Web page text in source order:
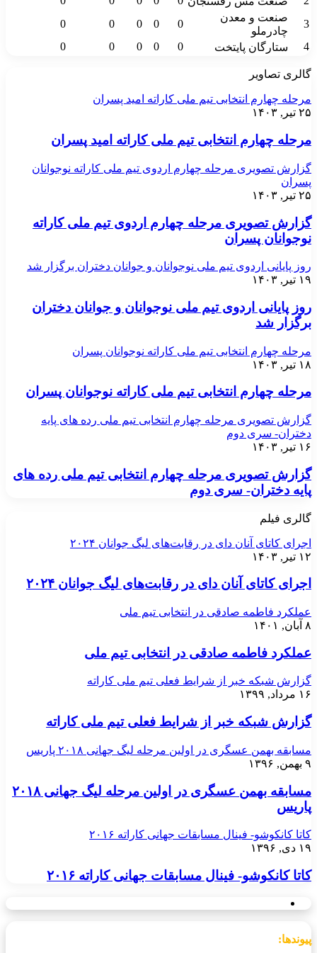
3
صنعت و معدن
چادرملو
0
0
0
0
0
4
ستارگان پایتخت 0
0
0
0
0
گالری تصاویر
مرحله چهارم انتخابی تیم ملی کاراته امید پسران
۲۵ تیر, ۱۴۰۳
مرحله چهارم انتخابی تیم ملی کاراته امید پسران
گزارش تصویری مرحله چهارم اردوی تیم ملی کاراته نوجوانان
پسران
۲۵ تیر, ۱۴۰۳
گزارش تصویری مرحله چهارم اردوی تیم ملی کاراته
نوجوانان پسران
روز پایانی اردوی تیم ملی نوجوانان و جوانان دختران برگزار شد
۱۹ تیر, ۱۴۰۳
روز پایانی اردوی تیم ملی نوجوانان و جوانان دختران
برگزار شد
مرحله چهارم انتخابی تیم ملی کاراته نوجوانان پسران
۱۸ تیر, ۱۴۰۳
مرحله چهارم انتخابی تیم ملی کاراته نوجوانان پسران
گزارش تصویری مرحله چهارم انتخابی تیم ملی رده های پایه
دختران- سری دوم
۱۶ تیر, ۱۴۰۳
گزارش تصویری مرحله چهارم انتخابی تیم ملی رده های
پایه دختران- سری دوم
گالری فیلم
اجرای کاتای آنان دای در رقابت‌های لیگ جوانان ۲۰۲۴
۱۲ تیر, ۱۴۰۳
اجرای کاتای آنان دای در رقابت‌های لیگ جوانان ۲۰۲۴
عملکرد فاطمه صادقی در انتخابی تیم ملی
۸ آبان, ۱۴۰۱
عملکرد فاطمه صادقی در انتخابی تیم ملی
گزارش شبکه خبر از شرایط فعلی تیم ملی کاراته
۱۶ مرداد, ۱۳۹۹
گزارش شبکه خبر از شرایط فعلی تیم ملی کاراته
مسابقه بهمن عسگری در اولین مرحله لیگ جهانی ۲۰۱۸ پاریس
۹ بهمن, ۱۳۹۶
مسابقه بهمن عسگری در اولین مرحله لیگ جهانی ۲۰۱۸
پاریس
کاتا کانکوشو- فینال مسابقات جهانی کاراته ۲۰۱۶
۱۹ دی, ۱۳۹۶
کاتا کانکوشو- فینال مسابقات جهانی کاراته ۲۰۱۶
پیوندها: